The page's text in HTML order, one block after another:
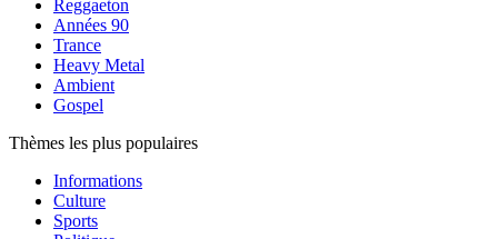
Reggaeton
Années 90
Trance
Heavy Metal
Ambient
Gospel
Thèmes les plus populaires
Informations
Culture
Sports